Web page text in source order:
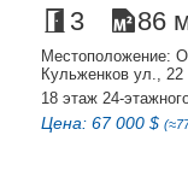
3 86
Местоположение:
Кульженков ул., 22
18 этаж 24-
Цена: 67 000 $